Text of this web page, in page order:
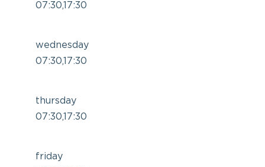
07:30,17:30
wednesday
07:30,17:30
thursday
07:30,17:30
friday